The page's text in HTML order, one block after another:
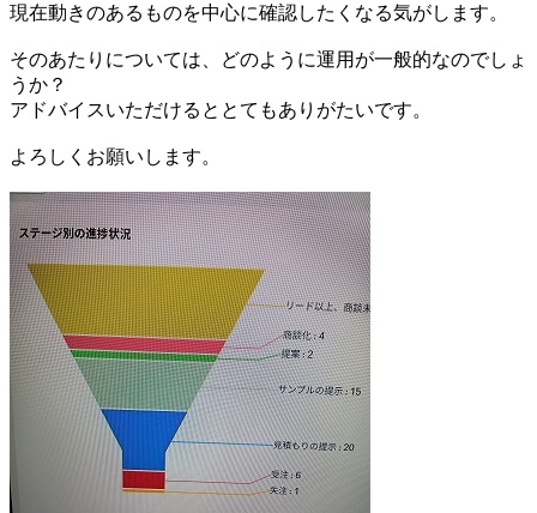
現在動きのあるものを中心に確認したくなる気がします。
そのあたりについては、どのように運用が一般的なのでしょ
うか？
アドバイスいただけるととてもありがたいです。
よろしくお願いします。